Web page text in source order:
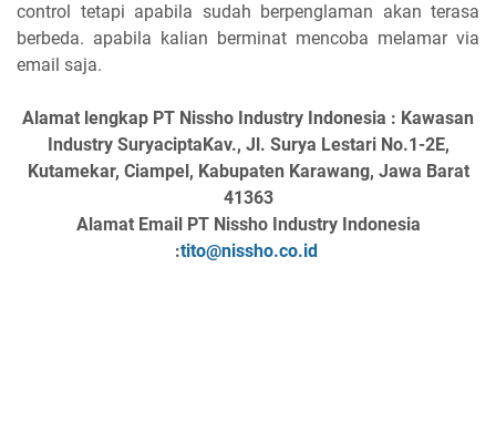
control tetapi apabila sudah berpenglaman akan terasa
berbeda. apabila kalian berminat mencoba melamar via
email saja.
Alamat lengkap PT Nissho Industry Indonesia : Kawasan
Industry SuryaciptaKav., Jl. Surya Lestari No.1-2E,
Kutamekar, Ciampel, Kabupaten Karawang, Jawa Barat
41363
Alamat Email PT Nissho Industry Indonesia
:tito@nissho.co.id